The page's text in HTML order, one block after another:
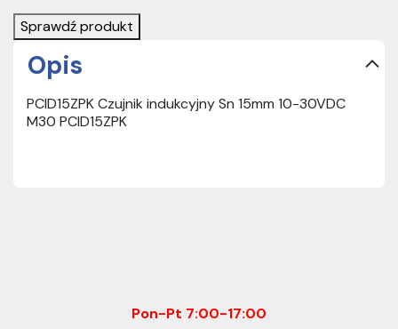
Sprawdź produkt
Opis
PCID15ZPK Czujnik indukcyjny Sn 15mm 10-30VDC
M30 PCID15ZPK
Pon-Pt 7:00-17:00